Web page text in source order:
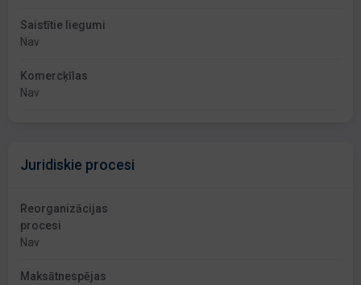
Saistītie liegumi
Nav
Komercķīlas
Nav
Juridiskie procesi
Reorganizācijas
procesi
Nav
Maksātnespējas